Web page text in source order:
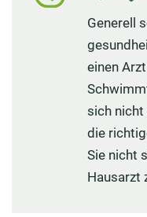
Generell
einen
sich nicht
die
Sie nicht
Hausarzt